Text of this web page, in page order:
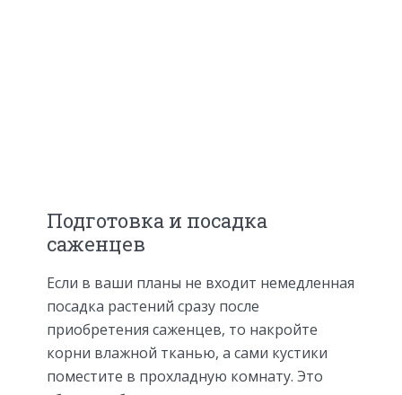
Подготовка и посадка
саженцев
Если в ваши планы не входит немедленная
посадка растений сразу после
приобретения саженцев, то накройте
корни влажной тканью, а сами кустики
поместите в прохладную комнату. Это